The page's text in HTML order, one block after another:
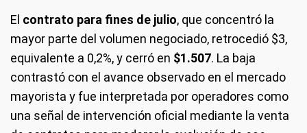
El contrato para fines de julio, que concentró la
mayor parte del volumen negociado, retrocedió $3,
equivalente a 0,2%, y cerró en $1.507. La baja
contrastó con el avance observado en el mercado
mayorista y fue interpretada por operadores como
una señal de intervención oficial mediante la venta